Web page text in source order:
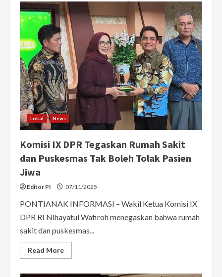
Pertanyakan
Keaslian
Sumber
Air
Aqua,
Minta
Klarifikasi
Langsung
Produsen
Lokal News
Komisi IX DPR Tegaskan Rumah Sakit
dan Puskesmas Tak Boleh Tolak Pasien
Jiwa
Editor PI 07/11/2025
PONTIANAK INFORMASI – Wakil Ketua Komisi IX
DPR RI Nihayatul Wafiroh menegaskan bahwa rumah
sakit dan puskesmas...
Read MoreRead
more